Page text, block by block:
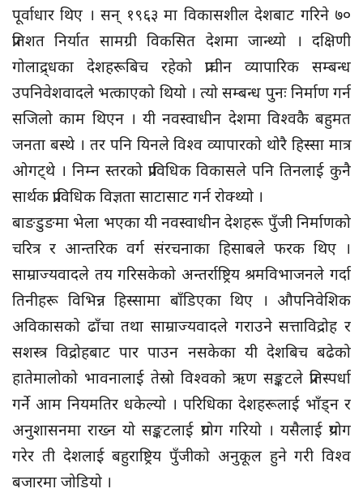
पूर्वाधार थिए । सन् १९६३ मा विकासशील देशबाट गरिने ७०
प्रतिशत निर्यात सामग्री विकसित देशमा जान्थ्यो । दक्षिणी
गोलाद्र्धका देशहरूबिच रहेको प्राचीन व्यापारिक सम्बन्ध
उपनिवेशवादले भत्काएको थियो । त्यो सम्बन्ध पुनः निर्माण गर्न
सजिलो काम थिएन । यी नवस्वाधीन देशमा विश्वकै बहुमत
जनता बस्थे । तर पनि यिनले विश्व व्यापारको थोरै हिस्सा मात्र
ओगट्थे । निम्न स्तरको प्राविधिक विकासले पनि तिनलाई कुनै
सार्थक प्राविधिक विज्ञता साटासाट गर्न रोक्थ्यो ।
बाङडुङमा भेला भएका यी नवस्वाधीन देशहरू पुँजी निर्माणको
चरित्र र आन्तरिक वर्ग संरचनाका हिसाबले फरक थिए ।
साम्राज्यवादले तय गरिसकेको अन्तर्राष्ट्रिय श्रमविभाजनले गर्दा
तिनीहरू विभिन्न हिस्सामा बाँडिएका थिए । औपनिवेशिक
अविकासको ढाँचा तथा साम्राज्यवादले गराउने सत्ताविद्रोह र
सशस्त्र विद्रोहबाट पार पाउन नसकेका यी देशबिच बढेको
हातेमालोको भावनालाई तेस्रो विश्वको ऋण सङ्कटले प्रतिस्पर्धा
गर्ने आम नियमतिर धकेल्यो । परिधिका देशहरूलाई भाँड्न र
अनुशासनमा राख्न यो सङ्कटलाई प्रयोग गरियो । यसैलाई प्रयोग
गरेर ती देशलाई बहुराष्ट्रिय पुँजीको अनुकूल हुने गरी विश्व
बजारमा जोडियो ।